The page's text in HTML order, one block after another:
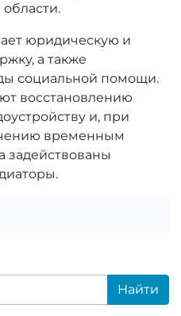
юридическую и
а также
социальной помощи.
восстановлению
и, при
временным
задействованы
Найти